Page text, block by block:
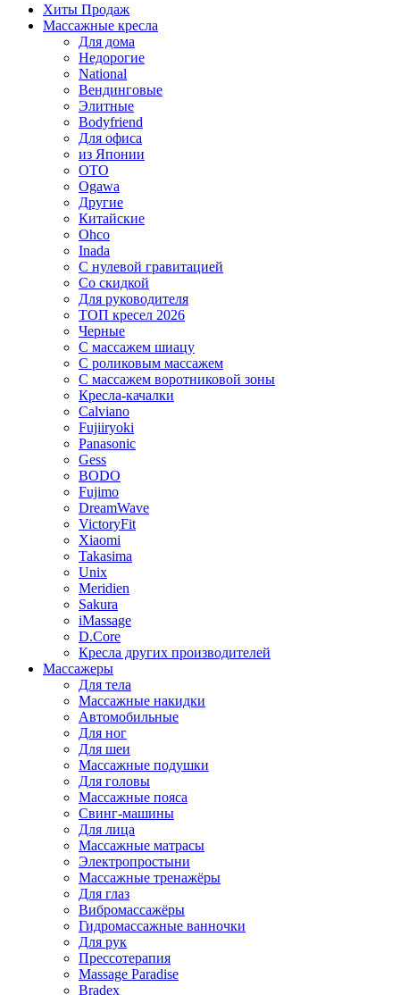
Хиты Продаж
Массажные кресла
Для дома
Недорогие
National
Вендинговые
Элитные
Bodyfriend
Для офиса
из Японии
OTO
Ogawa
Другие
Китайские
Ohco
Inada
С нулевой гравитацией
Со скидкой
Для руководителя
ТОП кресел 2026
Черные
С массажем шиацу
С роликовым массажем
С массажем воротниковой зоны
Кресла-качалки
Calviano
Fujiiryoki
Panasonic
Gess
BODO
Fujimo
DreamWave
VictoryFit
Xiaomi
Takasima
Unix
Meridien
Sakura
iMassage
D.Core
Кресла других производителей
Массажеры
Для тела
Массажные накидки
Автомобильные
Для ног
Для шеи
Массажные подушки
Для головы
Массажные пояса
Свинг-машины
Для лица
Массажные матрасы
Электропростыни
Массажные тренажёры
Для глаз
Вибромассажёры
Гидромассажные ванночки
Для рук
Прессотерапия
Massage Paradise
Bradex